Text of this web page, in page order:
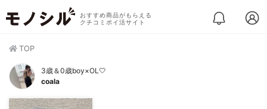
おすすめ商品がもらえる
クチコミポイ活サイト
TOP
3歳＆0歳boy×OL🤍
coala